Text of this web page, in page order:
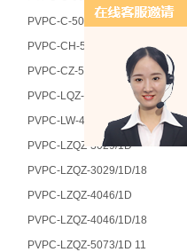
PVPC-C-5073/1S 10
PVPC-CH-5073/1D-IX 24DC
PVPC-CZ-5073/1D 12
PVPC-LQZ-5073/1D 11
PVPC-LW-4046/1D 10
PVPC-LZQZ-3029/1D
PVPC-LZQZ-3029/1D/18
PVPC-LZQZ-4046/1D
PVPC-LZQZ-4046/1D/18
PVPC-LZQZ-5073/1D 11